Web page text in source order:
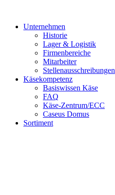
Unternehmen
Historie
Lager & Logistik
Firmenbereiche
Mitarbeiter
Stellenausschreibungen
Käsekompetenz
Basiswissen Käse
FAQ
Käse-Zentrum/ECC
Caseus Domus
Sortiment